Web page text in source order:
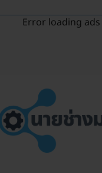
Error loading ads